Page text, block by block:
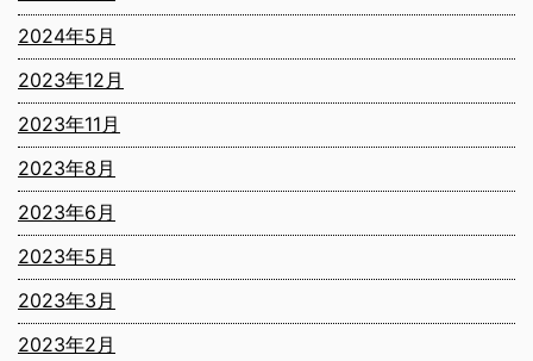
2024年5月
2023年12月
2023年11月
2023年8月
2023年6月
2023年5月
2023年3月
2023年2月